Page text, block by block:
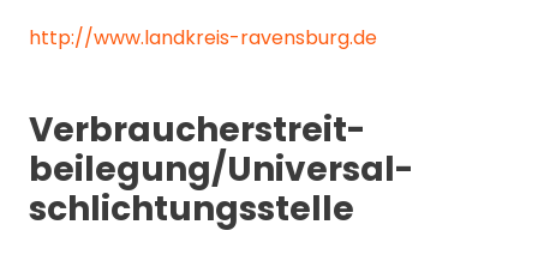
http://www.landkreis-ravensburg.de
Verbraucher­streit­
beilegung/Universal­
schlichtungs­stelle